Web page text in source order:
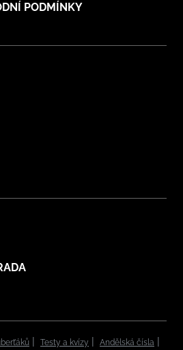
PODMÍNKY
Testy a kvízy
Andělská čísla